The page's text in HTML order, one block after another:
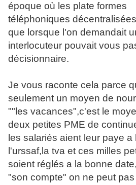
époque où les plate formes
téléphoniques
que lorsque l'on demandait
interlocuteur pouvait vous
décisionnaire.
Je vous raconte cela parce
seulement un moyen de
""les vacances",c'est le
deux petites PME de
les salariés aient leur paye a
l'urssaf,la tva et ces milles
soient réglés a la bonne
"son compte" on ne peut